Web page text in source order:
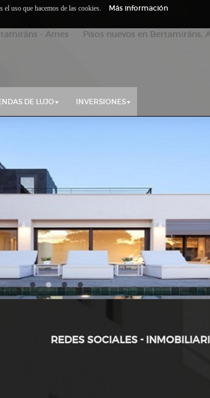
- Ames Pisos nuevos en Bertamiráns,
DE LUJO INVERSIONES
REDES SOCIALES -
uso que hacemos de las cookies. Más información